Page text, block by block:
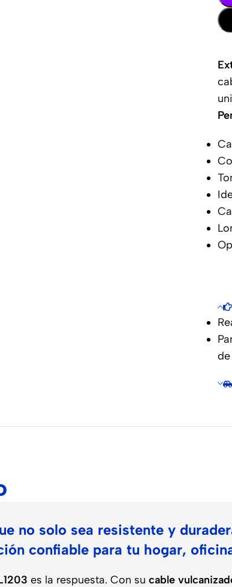
no solo sea resistente y
confiable para tu hogar,
es la respuesta. Con su cable